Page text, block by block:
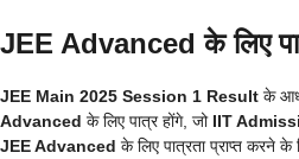
JEE Advanced के लिए
JEE Main 2025 Session 1 Result के
Advanced के लिए पात्र होंगे, जो IIT
JEE Advanced के लिए पात्रता प्राप्त करने के